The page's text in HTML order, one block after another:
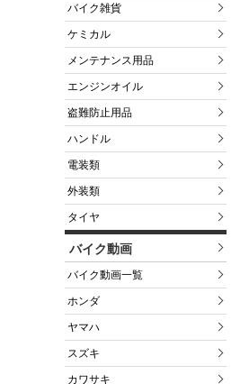
バイク雑貨
ケミカル
メンテナンス用品
エンジンオイル
盗難防止用品
ハンドル
電装類
外装類
タイヤ
バイク動画
バイク動画一覧
ホンダ
ヤマハ
スズキ
カワサキ